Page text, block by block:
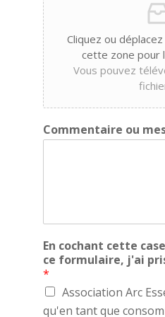
Cliquez ou
cette zone pour
Vous pouvez
Commentaire ou
En cochant cette
ce formulaire, j'ai
*
Association Arc
qu'en tant que